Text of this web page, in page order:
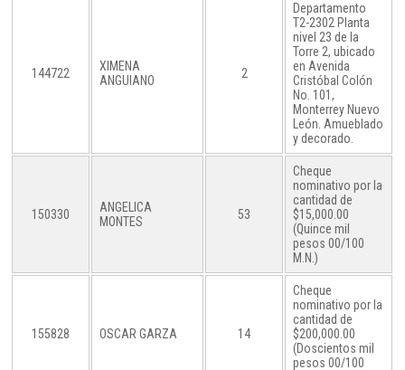
144722
XIMENA
ANGUIANO
2
Departamento
T2-2302 Planta
nivel 23 de la
Torre 2, ubicado
en Avenida
Cristóbal Colón
No. 101,
Monterrey Nuevo
León. Amueblado
y decorado.
150330
ANGELICA
MONTES
53
Cheque
nominativo por la
cantidad de
$15,000.00
(Quince mil
pesos 00/100
M.N.)
155828 OSCAR GARZA 14
Cheque
nominativo por la
cantidad de
$200,000.00
(Doscientos mil
pesos 00/100